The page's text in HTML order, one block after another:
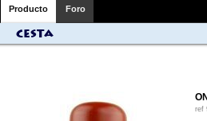
Producto Foro
Cesta
ref